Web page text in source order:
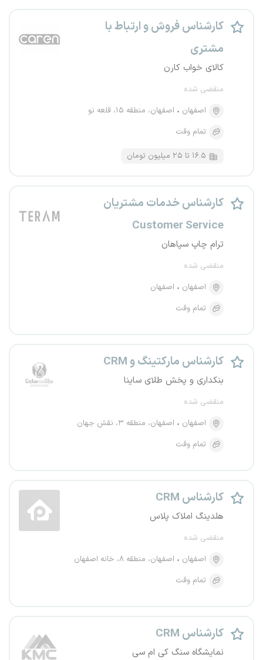
کارشناس فروش و ارتباط با
مشتری
کالای خواب کارن
منقضی شده
اصفهان
اصفهان، منطقه ۱۵، قلعه نو
تمام وقت
۱۶.۵ تا ۲۵ میلیون تومان
کارشناس خدمات مشتریان
Customer Service
ترام چاپ سپاهان
منقضی شده
اصفهان
اصفهان
تمام وقت
کارشناس مارکتینگ و CRM
بنکداری و پخش طلای ساینا
منقضی شده
اصفهان
اصفهان، منطقه ۳، نقش جهان
تمام وقت
کارشناس CRM
هلدینگ املاک پلاس
منقضی شده
اصفهان
اصفهان، منطقه ۸، خانه اصفهان
تمام وقت
کارشناس CRM
نمایشگاه سنگ کی ام سی